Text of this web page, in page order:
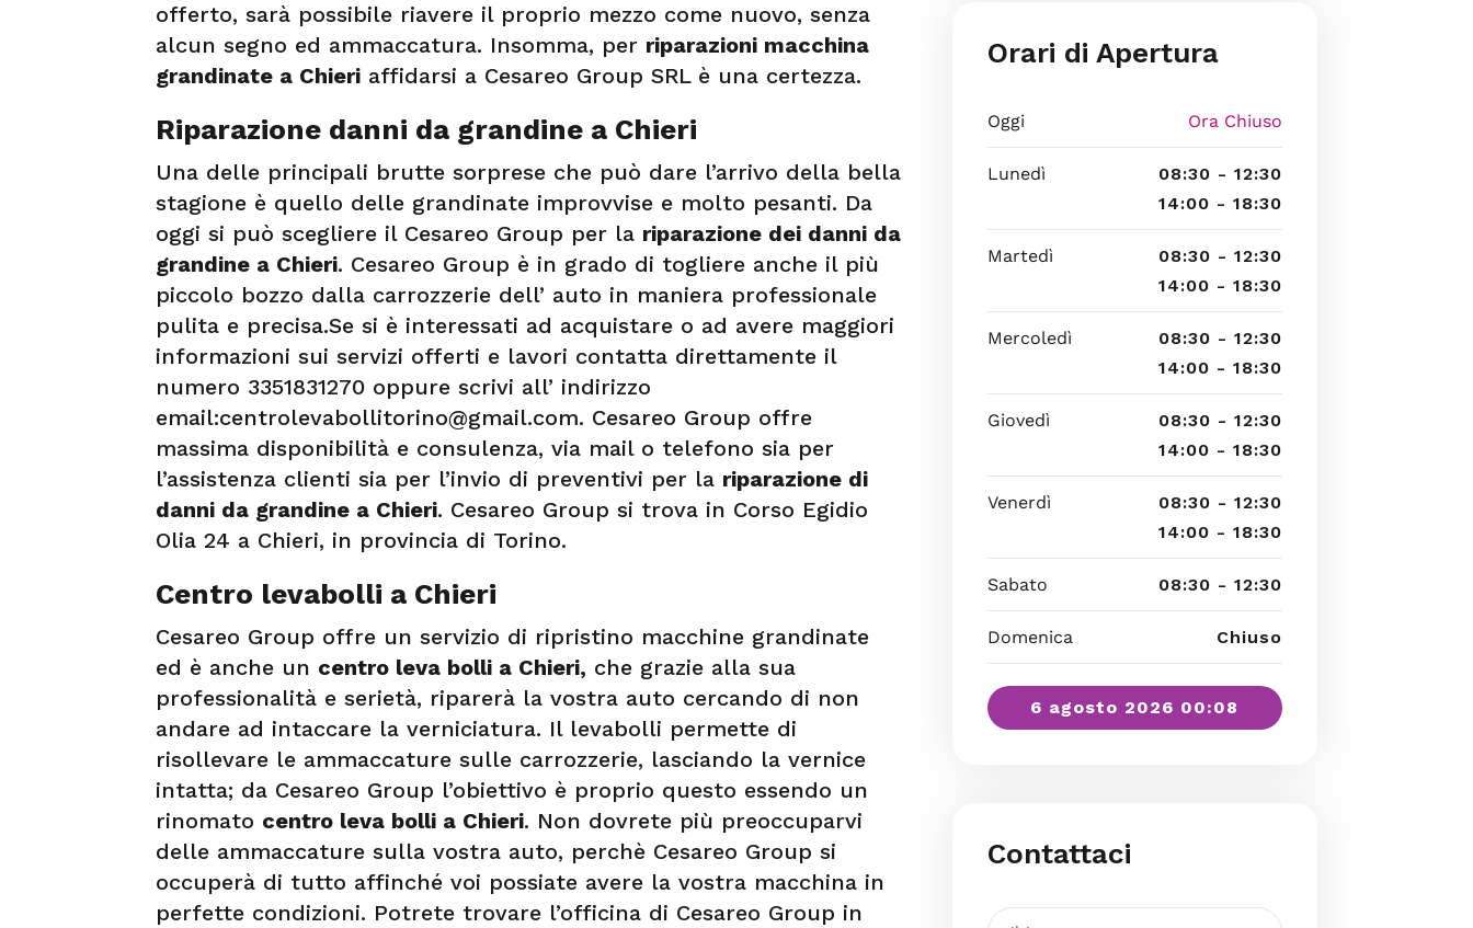
offerto, sarà possibile riavere il proprio mezzo come nuovo, senza
alcun segno ed ammaccatura. Insomma, per riparazioni macchina
grandinate a Chieri affidarsi a Cesareo Group SRL è una certezza.
Riparazione danni da grandine a Chieri
Una delle principali brutte sorprese che può dare l’arrivo della bella
stagione è quello delle grandinate improvvise e molto pesanti. Da
oggi si può scegliere il Cesareo Group per la riparazione dei danni da
grandine a Chieri. Cesareo Group è in grado di togliere anche il più
piccolo bozzo dalla carrozzerie dell’ auto in maniera professionale
pulita e precisa.Se si è interessati ad acquistare o ad avere maggiori
informazioni sui servizi offerti e lavori contatta direttamente il
numero 3351831270 oppure scrivi all’ indirizzo
email:centrolevabollitorino@gmail.com. Cesareo Group offre
massima disponibilità e consulenza, via mail o telefono sia per
l’assistenza clienti sia per l’invio di preventivi per la riparazione di
danni da grandine a Chieri. Cesareo Group si trova in Corso Egidio
Olia 24 a Chieri, in provincia di Torino.
Centro levabolli a Chieri
Cesareo Group offre un servizio di ripristino macchine grandinate
ed è anche un centro leva bolli a Chieri, che grazie alla sua
professionalità e serietà, riparerà la vostra auto cercando di non
andare ad intaccare la verniciatura. Il levabolli permette di
risollevare le ammaccature sulle carrozzerie, lasciando la vernice
intatta; da Cesareo Group l’obiettivo è proprio questo essendo un
rinomato centro leva bolli a Chieri. Non dovrete più preoccuparvi
delle ammaccature sulla vostra auto, perchè Cesareo Group si
occuperà di tutto affinché voi possiate avere la vostra macchina in
perfette condizioni. Potrete trovare l’officina di Cesareo Group in
Orari di Apertura
Oggi Ora Chiuso
Lunedì
08:30 - 12:30
14:00 - 18:30
Martedì
08:30 - 12:30
14:00 - 18:30
Mercoledì
08:30 - 12:30
14:00 - 18:30
Giovedì
08:30 - 12:30
14:00 - 18:30
Venerdì
08:30 - 12:30
14:00 - 18:30
Sabato 08:30 - 12:30
Domenica Chiuso
6 agosto 2026 00:08
Contattaci